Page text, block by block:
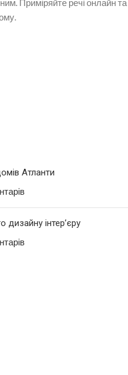
Приміряйте речі онлайн та
Атланти
дизайну інтер’єру